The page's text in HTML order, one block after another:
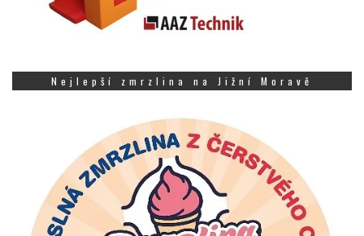
Nejlepší zmrzlina na Jižní Moravě